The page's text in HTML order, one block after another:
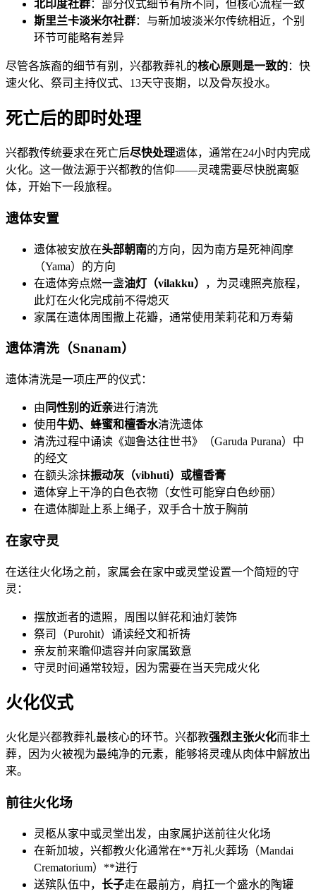
北印度社群：部分仪式细节有所不同，但核心流程一致
斯里兰卡淡米尔社群：与新加坡淡米尔传统相近，个别
环节可能略有差异
尽管各族裔的细节有别，兴都教葬礼的核心原则是一致的：快
速火化、祭司主持仪式、13天守丧期，以及骨灰投水。
死亡后的即时处理
兴都教传统要求在死亡后尽快处理遗体，通常在24小时内完成
火化。这一做法源于兴都教的信仰——灵魂需要尽快脱离躯
体，开始下一段旅程。
遗体安置
遗体被安放在头部朝南的方向，因为南方是死神阎摩
（Yama）的方向
在遗体旁点燃一盏油灯（vilakku）
，为灵魂照亮旅程，
此灯在火化完成前不得熄灭
家属在遗体周围撒上花瓣，通常使用茉莉花和万寿菊
遗体清洗（Snanam）
遗体清洗是一项庄严的仪式：
由 同性别的近亲进行清洗
使用牛奶、蜂蜜和檀香水清洗遗体
清洗过程中诵读《迦鲁达往世书》（Garuda Purana）中
的经文
在额头涂抹振动灰（vibhuti） 或檀香膏
遗体穿上干净的白色衣物（女性可能穿白色纱丽）
在遗体脚趾上系上绳子，双手合十放于胸前
在家守灵
在送往火化场之前，家属会在家中或灵堂设置一个简短的守
灵：
摆放逝者的遗照，周围以鲜花和油灯装饰
祭司（Purohit）诵读经文和祈祷
亲友前来瞻仰遗容并向家属致意
守灵时间通常较短，因为需要在当天完成火化
火化仪式
火化是兴都教葬礼最核心的环节。兴都教强烈主张火化而非土
葬，因为火被视为最纯净的元素，能够将灵魂从肉体中解放出
来。
前往火化场
灵柩从家中或灵堂出发，由家属护送前往火化场
在新加坡，兴都教火化通常在**万礼火葬场（Mandai
Crematorium）**进行
送殡队伍中， 长子走在最前方，肩扛一个盛水的陶罐